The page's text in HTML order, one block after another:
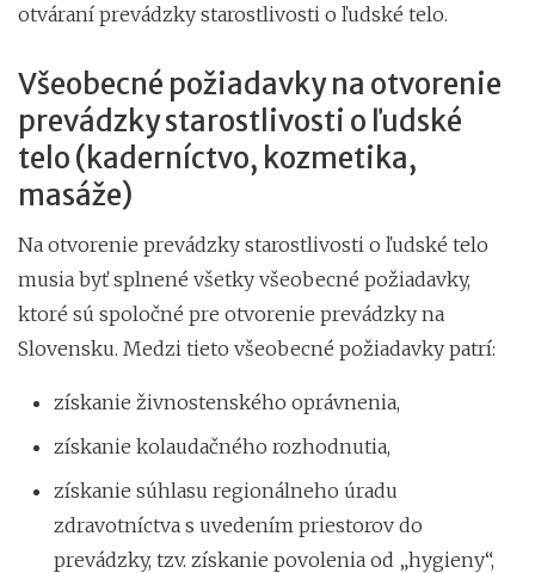
otváraní prevádzky starostlivosti o ľudské telo.
Všeobecné požiadavky na otvorenie
prevádzky starostlivosti o ľudské
telo (kaderníctvo, kozmetika,
masáže)
Na otvorenie prevádzky starostlivosti o ľudské telo
musia byť splnené všetky všeobecné požiadavky,
ktoré sú spoločné pre otvorenie prevádzky na
Slovensku. Medzi tieto všeobecné požiadavky patrí:
získanie živnostenského oprávnenia,
získanie kolaudačného rozhodnutia,
získanie súhlasu regionálneho úradu
zdravotníctva s uvedením priestorov do
prevádzky, tzv. získanie povolenia od „hygieny“,